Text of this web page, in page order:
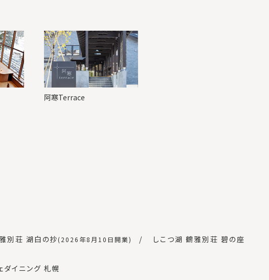
阿寒Terrace
別荘 湖白の抄(2026年8月10日開業) しこつ湖 鶴雅別荘 碧の座
ダイニング 札幌